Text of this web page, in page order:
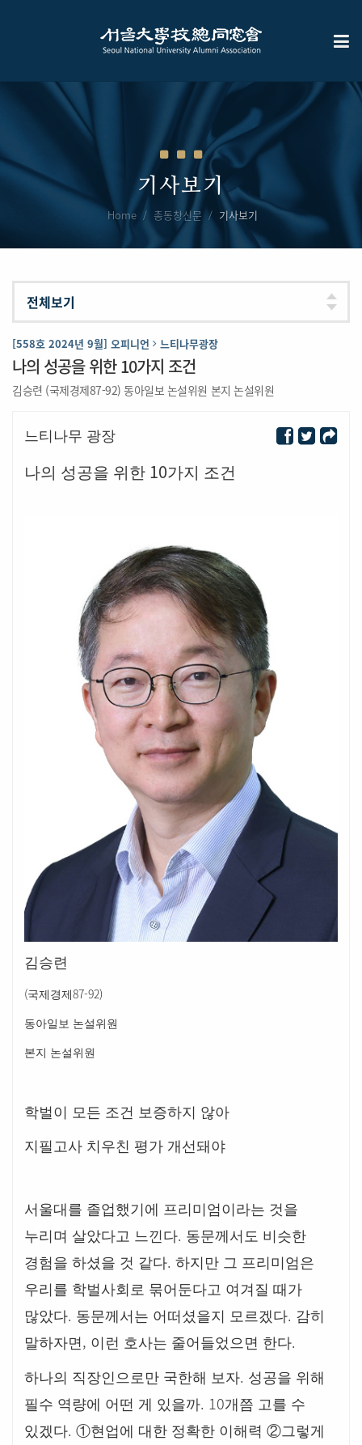
기사보기
Home 총동창신문 기사보기
[558호 2024년 9월] 오피니언 느티나무광장
나의 성공을 위한 10가지 조건
김승련 (국제경제87-92) 동아일보 논설위원 본지 논설위원
느티나무 광장
나의 성공을 위한 10가지 조건
김승련
(국제경제 87-92)
동아일보 논설위원
본지 논설위원
학벌이 모든 조건 보증하지 않아
지필고사 치우친 평가 개선돼야
서울대를 졸업했기에 프리미엄이라는 것을
누리며 살았다고 느낀다. 동문께서도 비슷한
경험을 하셨을 것 같다. 하지만 그 프리미엄은
우리를 학벌사회로 묶어둔다고 여겨질 때가
많았다. 동문께서는 어떠셨을지 모르겠다. 감히
말하자면, 이런 호사는 줄어들었으면 한다.
하나의 직장인으로만 국한해 보자. 성공을 위해
필수 역량에 어떤 게 있을까. 10개쯤 고를 수
있겠다. ①현업에 대한 정확한 이해력 ②그렇게